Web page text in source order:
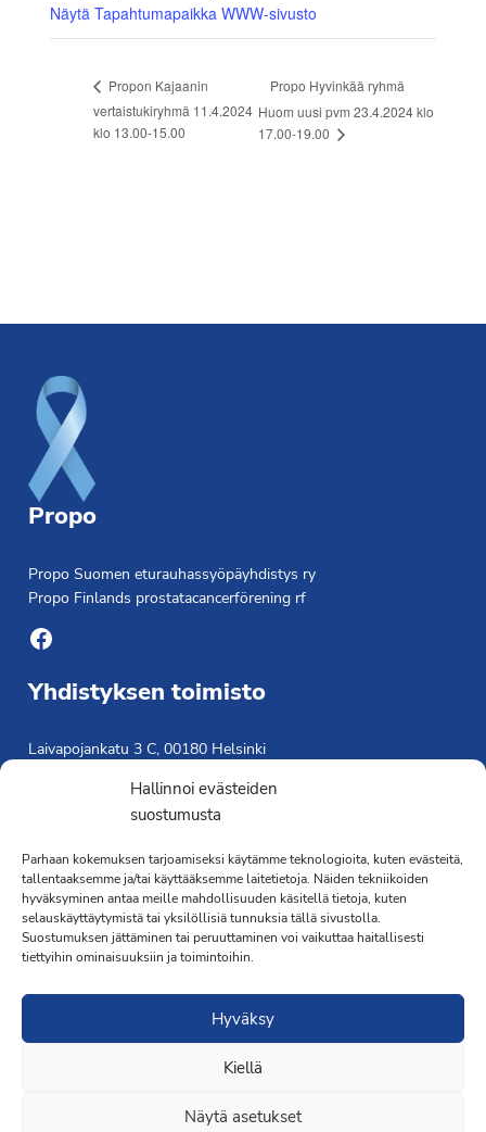
Hallinnoi evästeiden
suostumusta
Parhaan kokemuksen tarjoamiseksi käytämme teknologioita, kuten evästeitä,
tallentaaksemme ja/tai käyttääksemme laitetietoja. Näiden tekniikoiden
hyväksyminen antaa meille mahdollisuuden käsitellä tietoja, kuten
selauskäyttäytymistä tai yksilöllisiä tunnuksia tällä sivustolla.
Suostumuksen jättäminen tai peruuttaminen voi vaikuttaa haitallisesti
tiettyihin ominaisuuksiin ja toimintoihin.
Hyväksy
Kiellä
Näytä asetukset
Näytä Tapahtumapaikka WWW-sivusto
Propon Kajaanin
vertaistukiryhmä 11.4.2024
klo 13.00-15.00
Propo Hyvinkää ryhmä
Huom uusi pvm 23.4.2024 klo
17.00-19.00
Propo
Propo Suomen eturauhassyöpäyhdistys ry
Propo Finlands prostatacancerförening rf
Facebook
Yhdistyksen toimisto
Laivapojankatu 3 C, 00180 Helsinki
Saavutettavuusseloste »
Toiminnanjohtaja
Kimmo Järvinen
Terveydenhoitaja
041 501 4176
·Toteutus ja ylläpitoMMD Networks